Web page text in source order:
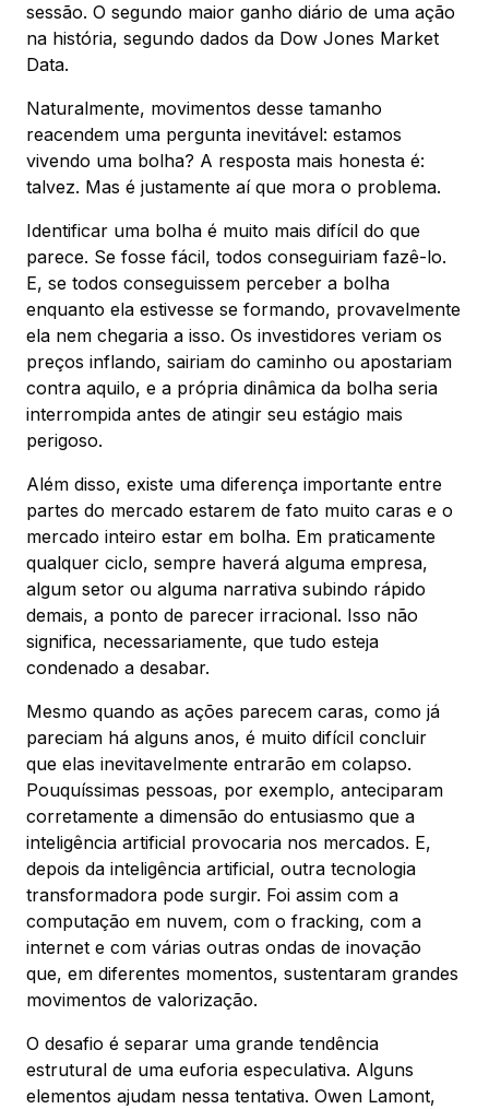
sessão. O segundo maior ganho diário de uma ação
na história, segundo dados da Dow Jones Market
Data.
Naturalmente, movimentos desse tamanho
reacendem uma pergunta inevitável: estamos
vivendo uma bolha? A resposta mais honesta é:
talvez. Mas é justamente aí que mora o problema.
Identificar uma bolha é muito mais difícil do que
parece. Se fosse fácil, todos conseguiriam fazê-lo.
E, se todos conseguissem perceber a bolha
enquanto ela estivesse se formando, provavelmente
ela nem chegaria a isso. Os investidores veriam os
preços inflando, sairiam do caminho ou apostariam
contra aquilo, e a própria dinâmica da bolha seria
interrompida antes de atingir seu estágio mais
perigoso.
Além disso, existe uma diferença importante entre
partes do mercado estarem de fato muito caras e o
mercado inteiro estar em bolha. Em praticamente
qualquer ciclo, sempre haverá alguma empresa,
algum setor ou alguma narrativa subindo rápido
demais, a ponto de parecer irracional. Isso não
significa, necessariamente, que tudo esteja
condenado a desabar.
Mesmo quando as ações parecem caras, como já
pareciam há alguns anos, é muito difícil concluir
que elas inevitavelmente entrarão em colapso.
Pouquíssimas pessoas, por exemplo, anteciparam
corretamente a dimensão do entusiasmo que a
inteligência artificial provocaria nos mercados. E,
depois da inteligência artificial, outra tecnologia
transformadora pode surgir. Foi assim com a
computação em nuvem, com o fracking, com a
internet e com várias outras ondas de inovação
que, em diferentes momentos, sustentaram grandes
movimentos de valorização.
O desafio é separar uma grande tendência
estrutural de uma euforia especulativa. Alguns
elementos ajudam nessa tentativa. Owen Lamont,